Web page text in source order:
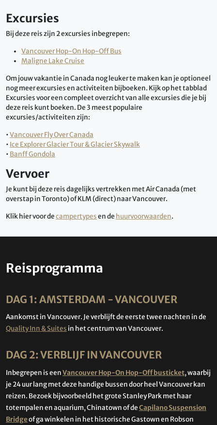
Excursies
Bij deze reis zijn 2 excursies inbegrepen:
Vancouver Hop-On Hop-Off Bus
Maligne Lake Cruise
Om jouw vakantie in Canada nog leuker te maken kan je optioneel
nog meer excursies en activiteiten bijboeken. Kijk op het tabblad
Excursies voor een compleet overzicht van alle excursies die je bij
deze reis kunt boeken. De 3 meest populaire
excursies/activiteiten zijn:
•Vancouver Fly Over Canada
• Ice Explorer Glacier Tour & Glacier Skywalk
• Banff Gondola
Vervoer
Je kunt bij deze reis dagelijks vertrekken met Air Canada (met
overstap in Toronto) of KLM (direct) naar Vancouver.
Klik hier voor decampertypesen de huurvoorwaarden.
Reisprogramma
DAG 1: AMSTERDAM - VANCOUVER
Aankomst in Vancouver. Je verblijft de eerste twee nachten in de
Quality Inn & Suites in het centrum van Vancouver.
DAG 2: VERBLIJF IN VANCOUVER
Inbegrepen is eenVancouver Hop-On Hop-Off busticket, waarbij
je 24 uur lang met deze handige bussen door heel Vancouver kan
reizen. Bezoek bijvoorbeeld het grote Stanley Park met haar
totempalen en aquarium, Chinatown of deCapilano Suspension
Bridgeof ga winkelen in het historische Gastown en Robson